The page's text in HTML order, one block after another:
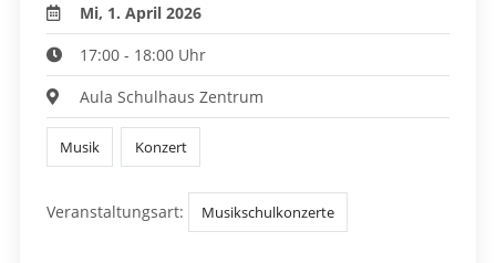
Mi, 1. April 2026
17:00 - 18:00 Uhr
Aula Schulhaus Zentrum
Musik Konzert
Veranstaltungsart: Musikschulkonzerte